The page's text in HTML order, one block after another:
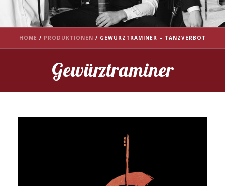
HOME / PRODUKTIONEN / GEWÜRZTRAMINER – TANZVERBOT
Gewürztraminer